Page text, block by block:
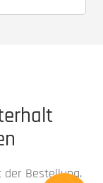
Bestellung.